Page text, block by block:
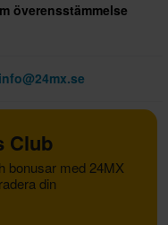
överensstämmelse
info@24mx.se
Club
bonusar med 24MX
din